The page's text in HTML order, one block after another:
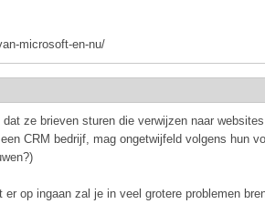
microsoft-en-nu/
ze brieven sturen die verwijzen naar
CRM bedrijf, mag ongetwijfeld volgens hun
op ingaan zal je in veel grotere problemen